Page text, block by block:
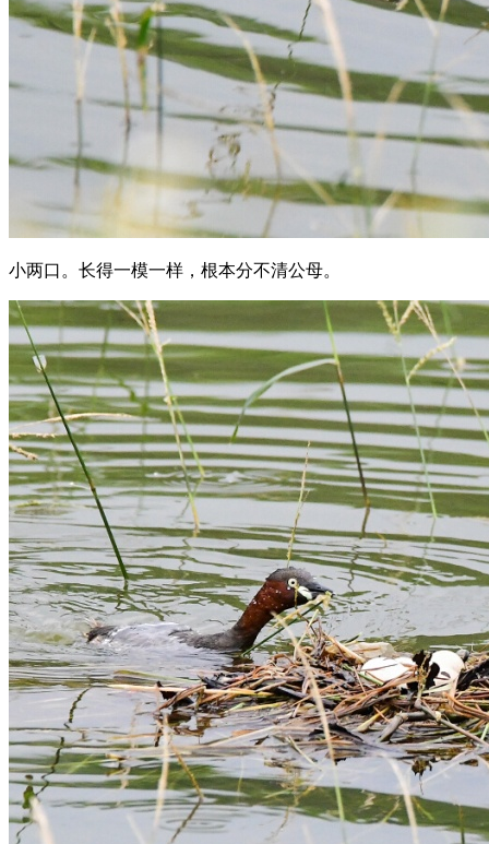
小两口。长得一模一样，根本分不清公母。